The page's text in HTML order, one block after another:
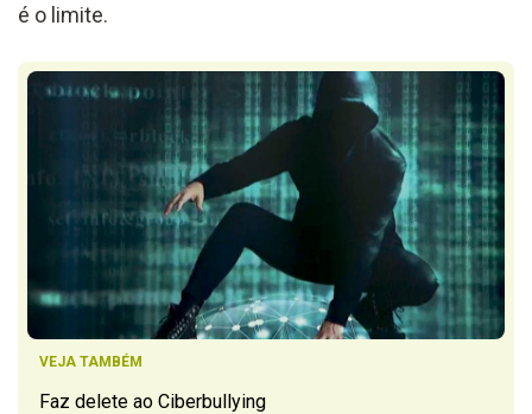
é o limite.
VEJA TAMBÉM
Faz delete ao Ciberbullying